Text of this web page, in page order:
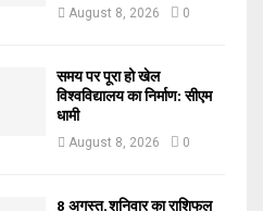
August 8, 2026 0
समय पर पूरा हो खेल
विश्वविद्यालय का निर्माण: सीएम
धामी
August 8, 2026 0